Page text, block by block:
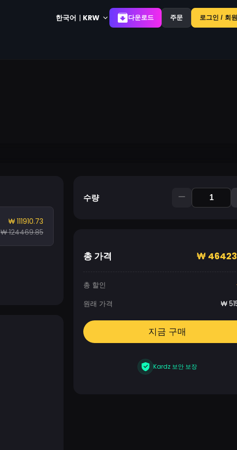
한국어 | KRW 다운로드 주문 로그인 / 회
₩ 111910.73
₩ 124469.85
수량
총 가격 ₩
총 할인
원래 가격
₩
지금 구매
Kardz 보안 보장